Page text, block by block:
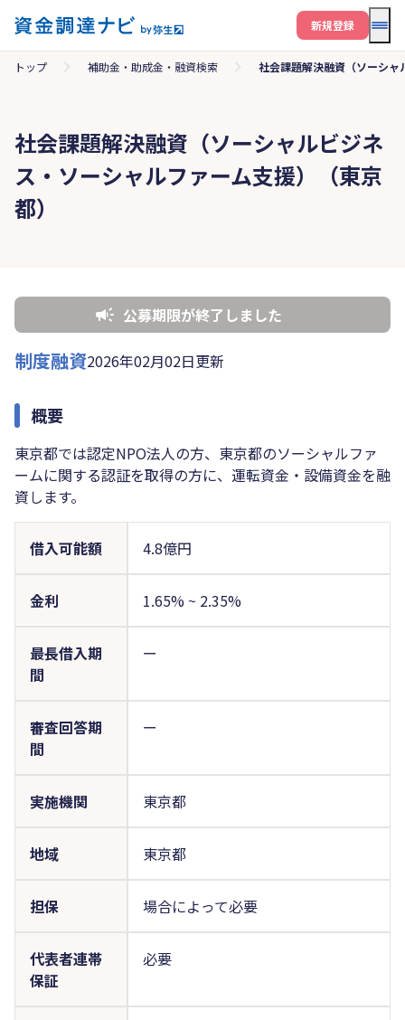
メ
新規登録
トップ 補助金・助成金・融資検索 社会課題解決融資（ソーシ
社会課題解決融資（ソーシャルビジネ
ス・ソーシャルファーム支援）（東京
都）
公募期限が終了しました
制度融資2026年02月02日更新
概要
東京都では認定NPO法人の方、東京都のソーシャルファ
ームに関する認証を取得の方に、運転資金・設備資金を融
資します。
借入可能額 4.8億円
金利 1.65% ~ 2.35%
最長借入期
間
ー
審査回答期
間
ー
実施機関 東京都
地域 東京都
担保 場合によって必要
代表者連帯
保証
必要